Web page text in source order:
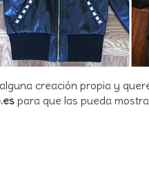
creación propia y
para que las pueda